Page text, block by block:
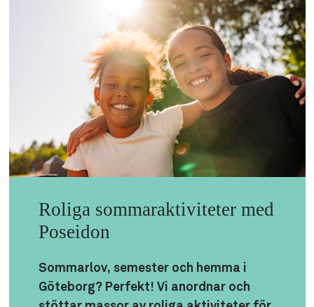
Roliga sommaraktiviteter med
Poseidon
Sommarlov, semester och hemma i
Göteborg? Perfekt! Vi anordnar och